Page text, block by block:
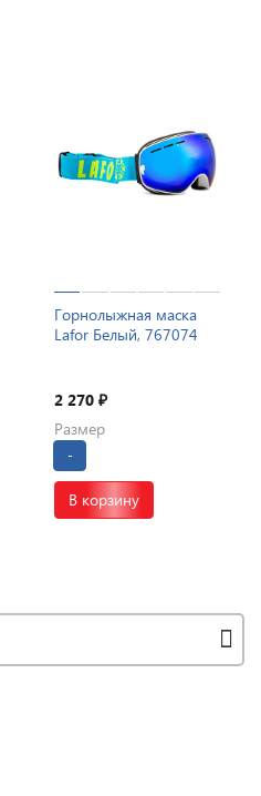
Горнолыжная маска
Lafor Белый, 767074
2 270 ₽
Размер
-
В корзину